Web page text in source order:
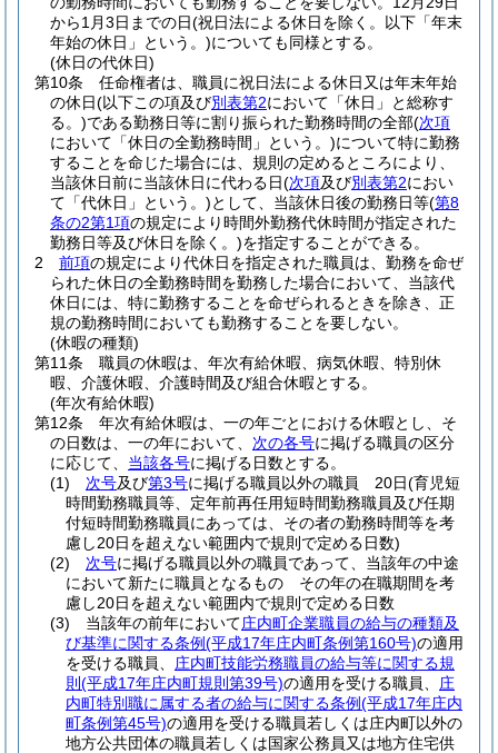
から1月3日までの日(祝日法による休日を除く。以下「年末
年始の休日」という。)についても同様とする。
(休日の代休日)
第10条
任命権者は、職員に祝日法による休日又は年末年始
の休日(以下この項及び別表第2において「休日」と総称す
る。)である勤務日等に割り振られた勤務時間の全部(次項
において「休日の全勤務時間」という。)について特に勤務
することを命じた場合には、規則の定めるところにより、
当該休日前に当該休日に代わる日(次項及び別表第2におい
て「代休日」という。)として、当該休日後の勤務日等(第8
条の2第1項の規定により時間外勤務代休時間が指定された
勤務日等及び休日を除く。)を指定することができる。
2
前項の規定により代休日を指定された職員は、勤務を命ぜ
られた休日の全勤務時間を勤務した場合において、当該代
休日には、特に勤務することを命ぜられるときを除き、正
規の勤務時間においても勤務することを要しない。
(休暇の種類)
第11条
職員の休暇は、年次有給休暇、病気休暇、特別休
暇、介護休暇、介護時間及び組合休暇とする。
(年次有給休暇)
第12条
年次有給休暇は、一の年ごとにおける休暇とし、そ
の日数は、一の年において、 次の各号に掲げる職員の区分
に応じて、 当該各号に掲げる日数とする。
(1)
次号及び第3号に掲げる職員以外の職員 20日(育児短
時間勤務職員等、定年前再任用短時間勤務職員及び任期
付短時間勤務職員にあっては、その者の勤務時間等を考
慮し20日を超えない範囲内で規則で定める日数)
(2)
次号に掲げる職員以外の職員であって、当該年の中途
において新たに職員となるもの その年の在職期間を考
慮し20日を超えない範囲内で規則で定める日数
(3)
当該年の前年において庄内町企業職員の給与の種類及
び基準に関する条例(平成17年庄内町条例第160号)の適用
を受ける職員、 庄内町技能労務職員の給与等に関する規
則 (平成17年庄内町規則第39号)の適用を受ける職員、 庄
内町特別職に属する者の給与に関する条例(平成17年庄内
町条例第45号)の適用を受ける職員若しくは庄内町以外の
地方公共団体の職員若しくは国家公務員又は地方住宅供